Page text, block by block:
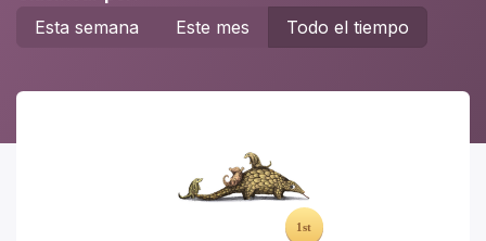
Esta semana
Este mes Todo el tiempo